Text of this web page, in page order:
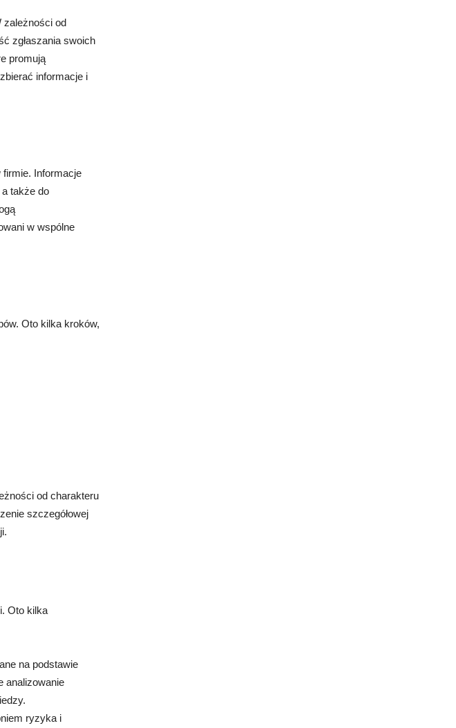
zależności od
zgłaszania swoich
promują
informacje i
firmie. Informacje
także do
w wspólne
Oto kilka kroków,
od charakteru
szczegółowej
Oto kilka
na podstawie
analizowanie
ryzyka i